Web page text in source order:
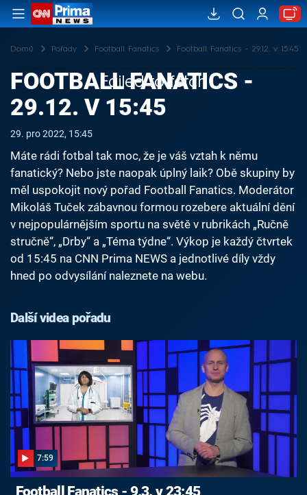
Domů Pořady Football Fanatics Football Fanatics - 29.12. v 15:45
Failed to fetch
FOOTBALL FANATICS -
29.12. V 15:45
29. pro 2022, 15:45
Máte rádi fotbal tak moc, že je váš vztah k němu
fanatický? Nebo jste naopak úplný laik? Obě skupiny by
měl uspokojit nový pořad Football Fanatics. Moderátor
Mikoláš Tuček zábavnou formou rozebere aktuální dění
v nejpopulárnějším sportu na světě v rubrikách „Ručně
stručně“, „Drby“ a „Téma týdne“. Výkop je každý čtvrtek
od 15:45 na CNN Prima NEWS a jednotlivé díly vždy
hned po odvysílání naleznete na webu.
Další videa pořadu
7:59